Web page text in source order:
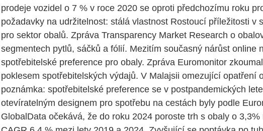
prodeje vozidel o 7 % v roce 2020 se oproti předchozímu roku
požadavky na udržitelnost: stálá vlastnost Rostoucí příležitosti
pro sektor obalů. Zpráva Transparency Market Research o
segmentech pytlů, sáčků a fólií. Mezitím současný nárůst
spotřebitelské preference pro obaly. Zpráva Euromonitor
poklesem spotřebitelských výdajů. V Malajsii omezující
poznámka: spotřebitelské preference se v postpandemických
otevíratelným designem pro spotřebu na cestách byly podle
GlobalData očekává, že do roku 2024 poroste trh s obaly o